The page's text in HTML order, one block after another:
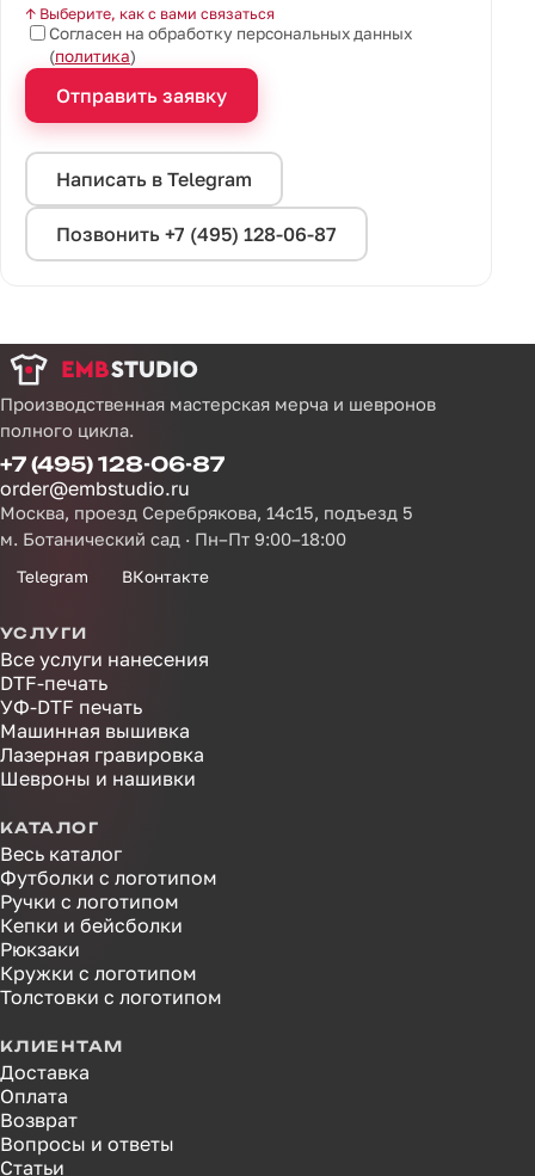
↑ Выберите, как с вами связаться
Согласен на обработку персональных данных
(политика)
Отправить заявку
Написать в Telegram
Позвонить +7 (495) 128-06-87
Производственная мастерская мерча и шевронов
полного цикла.
+7 (495) 128-06-87
order@embstudio.ru
Москва, проезд Серебрякова, 14с15, подъезд 5
м. Ботанический сад · Пн–Пт 9:00–18:00
Telegram ВКонтакте
УСЛУГИ
Все услуги нанесения
DTF-печать
УФ-DTF печать
Машинная вышивка
Лазерная гравировка
Шевроны и нашивки
КАТАЛОГ
Весь каталог
Футболки с логотипом
Ручки с логотипом
Кепки и бейсболки
Рюкзаки
Кружки с логотипом
Толстовки с логотипом
КЛИЕНТАМ
Доставка
Оплата
Возврат
Вопросы и ответы
Статьи